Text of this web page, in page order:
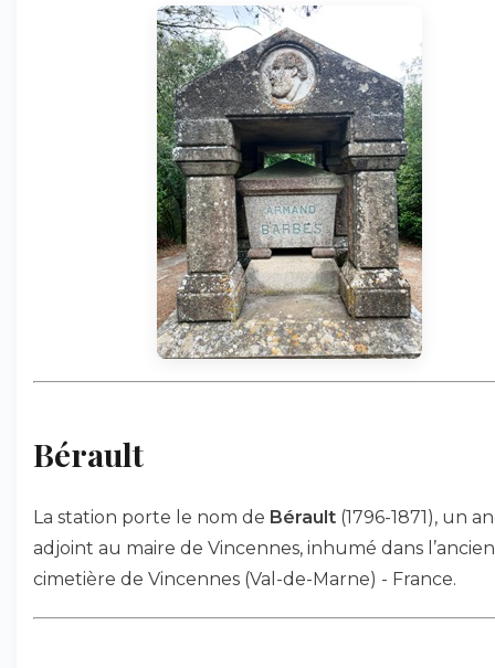
Bérault
La station porte le nom de Bérault (1796-1871), un
adjoint au maire de Vincennes, inhumé dans l’ancien
cimetière de Vincennes (Val-de-Marne) - France.